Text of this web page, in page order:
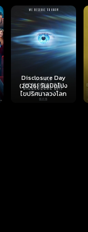
Disclosure Day
(2026) วันเปิดโปง
ไขปริศนาลวงโลก